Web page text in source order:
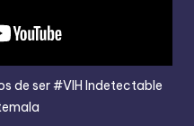
de ser #VIH Indetectable